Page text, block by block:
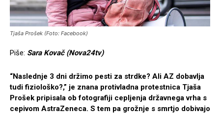
Tjaša Prošek (Foto: Facebook)
Piše: Sara Kovač (Nova24tv)
“Naslednje 3 dni držimo pesti za strdke? Ali AZ dobavlja
tudi fiziološko?,” je znana protivladna protestnica Tjaša
Prošek pripisala ob fotografiji cepljenja državnega vrha s
cepivom AstraZeneca. S tem pa grožnje s smrtjo dobivajo